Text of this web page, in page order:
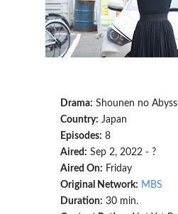
Drama: Shounen no Abyss
Country: Japan
Episodes: 8
Aired: Sep 2, 2022 - ?
Aired On: Friday
Original Network: MBS
Duration: 30 min.